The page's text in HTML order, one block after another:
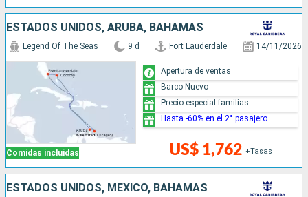
ESTADOS UNIDOS, ARUBA, BAHAMAS
Comidas incluidas
Legend Of The Seas 9 d Fort Lauderdale 14/11/2026
US$ 1,762 +Tasas
Apertura de ventas
Barco Nuevo
Precio especial familias
Hasta -60% en el 2° pasajero
ESTADOS UNIDOS, MÉXICO, BAHAMAS